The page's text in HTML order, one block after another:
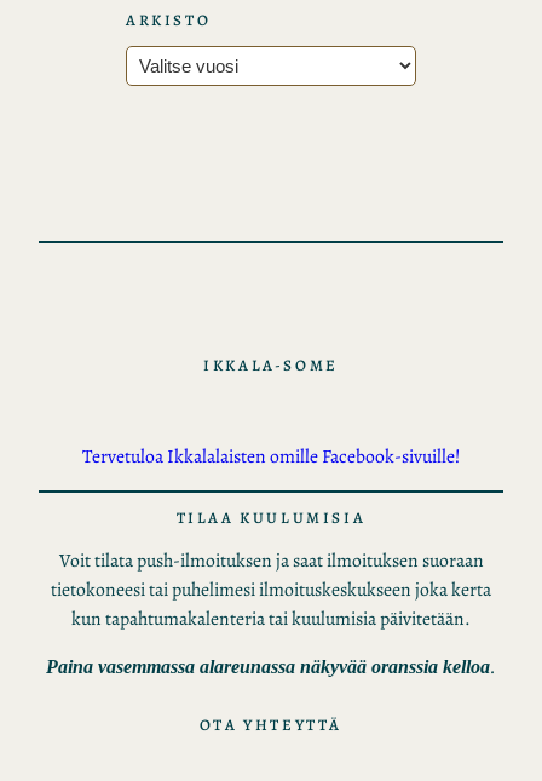
s
i
ARKISTO
A
r
IKKALA-SOME
Tervetuloa Ikkalalaisten omille Facebook-sivuille!
TILAA KUULUMISIA
Voit tilata push-ilmoituksen ja saat ilmoituksen suoraan
tietokoneesi tai puhelimesi ilmoituskeskukseen joka kerta
kun tapahtumakalenteria tai kuulumisia päivitetään.
Paina vasemmassa alareunassa näkyvää oranssia kelloa.
OTA YHTEYTTÄ